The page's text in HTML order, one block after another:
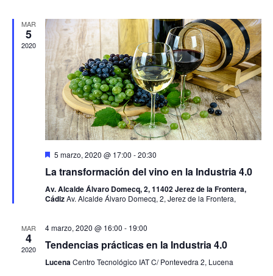
MAR
5
2020
Destacado
5 marzo, 2020 @ 17:00 -20:30
La transformación del vino en la Industria 4.0
Av. Alcalde Álvaro Domecq, 2, 11402 Jerez de la Frontera,
CádizAv. Alcalde Álvaro Domecq, 2, Jerez de la Frontera,
MAR
4
2020
4 marzo, 2020 @ 16:00 - 19:00
Tendencias prácticas en la Industria 4.0
LucenaCentro Tecnológico IAT C/ Pontevedra 2, Lucena